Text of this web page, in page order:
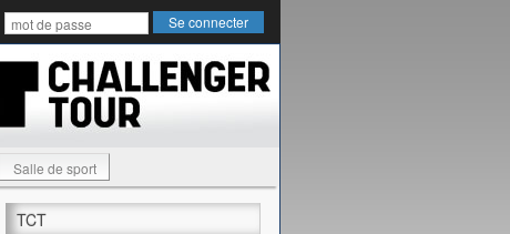
Salle de sport
TCT